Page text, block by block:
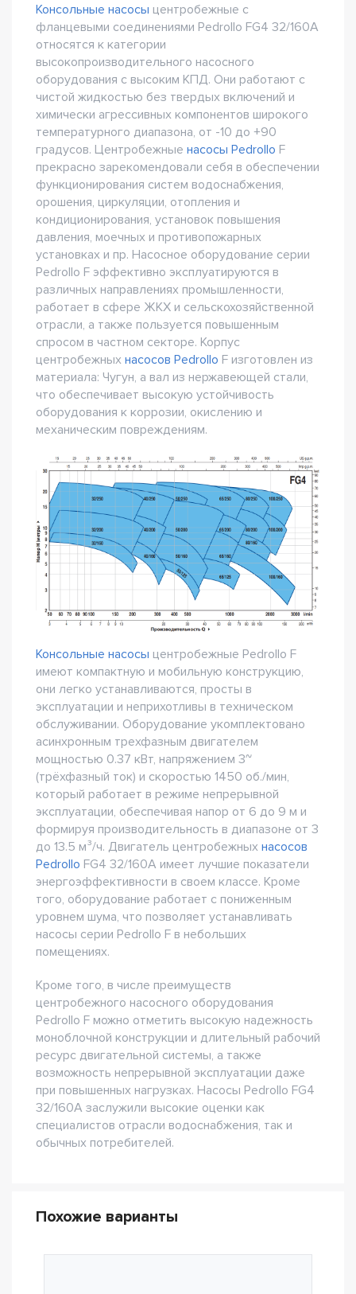
Консольные насосы центробежные с
фланцевыми соединениями Pedrollo FG4 32/160A
относятся к категории
высокопроизводительного насосного
оборудования с высоким КПД. Они работают с
чистой жидкостью без твердых включений и
химически агрессивных компонентов широкого
температурного диапазона, от -10 до +90
градусов. Центробежные насосы Pedrollo F
прекрасно зарекомендовали себя в обеспечении
функционирования систем водоснабжения,
орошения, циркуляции, отопления и
кондиционирования, установок повышения
давления, моечных и противопожарных
установках и пр. Насосное оборудование серии
Pedrollo F эффективно эксплуатируются в
различных направлениях промышленности,
работает в сфере ЖКХ и сельскохозяйственной
отрасли, а также пользуется повышенным
спросом в частном секторе. Корпус
центробежных насосов Pedrollo F изготовлен из
материала: Чугун, а вал из нержавеющей стали,
что обеспечивает высокую устойчивость
оборудования к коррозии, окислению и
механическим повреждениям.
Консольные насосы центробежные Pedrollo F
имеют компактную и мобильную конструкцию,
они легко устанавливаются, просты в
эксплуатации и неприхотливы в техническом
обслуживании. Оборудование укомплектовано
асинхронным трехфазным двигателем
мощностью 0.37 кВт, напряжением 3~
(трёхфазный ток) и скоростью 1450 об./мин,
который работает в режиме непрерывной
эксплуатации, обеспечивая напор от 6 до 9 м и
формируя производительность в диапазоне от 3
до 13.5 м³/ч. Двигатель центробежных насосов
Pedrollo FG4 32/160A имеет лучшие показатели
энергоэффективности в своем классе. Кроме
того, оборудование работает с пониженным
уровнем шума, что позволяет устанавливать
насосы серии Pedrollo F в небольших
помещениях.
Кроме того, в числе преимуществ
центробежного насосного оборудования
Pedrollo F можно отметить высокую надежность
моноблочной конструкции и длительный рабочий
ресурс двигательной системы, а также
возможность непрерывной эксплуатации даже
при повышенных нагрузках. Насосы Pedrollo FG4
32/160A заслужили высокие оценки как
специалистов отрасли водоснабжения, так и
обычных потребителей.
Похожие варианты